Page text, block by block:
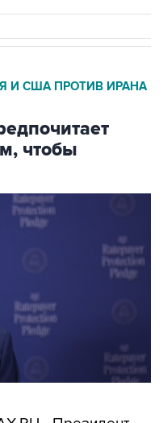
чтобы
- Президент